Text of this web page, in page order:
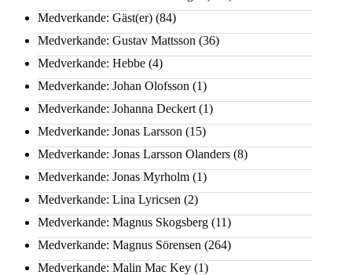
Medverkande: Gäst(er) (84)
Medverkande: Gustav Mattsson (36)
Medverkande: Hebbe (4)
Medverkande: Johan Olofsson (1)
Medverkande: Johanna Deckert (1)
Medverkande: Jonas Larsson (15)
Medverkande: Jonas Larsson Olanders (8)
Medverkande: Jonas Myrholm (1)
Medverkande: Lina Lyricsen (2)
Medverkande: Magnus Skogsberg (11)
Medverkande: Magnus Sörensen (264)
Medverkande: Malin Mac Key (1)